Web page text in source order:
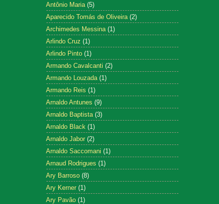
Antônio Maria (5)
Aparecido Tomás de Oliveira (2)
Archimedes Messina (1)
Arlindo Cruz (1)
Arlindo Pinto (1)
Armando Cavalcanti (2)
Armando Louzada (1)
Armando Reis (1)
Arnaldo Antunes (9)
Arnaldo Baptista (3)
Arnaldo Black (1)
Arnaldo Jabor (2)
Arnaldo Saccomani (1)
Arnaud Rodrigues (1)
Ary Barroso (8)
Ary Kerner (1)
Ary Pavão (1)